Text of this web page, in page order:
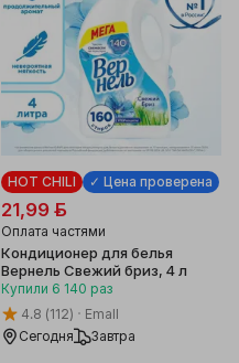
✓ Цена проверена
HOT CHILI
21,99 ƃ
Оплата частями
Кондиционер для белья
Вернель Свежий бриз, 4 л
Купили 6 140 раз
4.8 (112)
Emall
Сегодня
Завтра